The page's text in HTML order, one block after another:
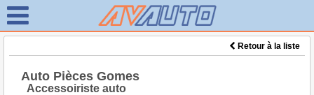
Retour à la liste
Auto Pièces Gomes
Accessoiriste auto